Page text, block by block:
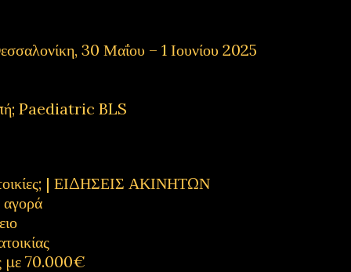
30 Μαΐου – 1 Ιουνίου 2025
Paediatric BLS
| ΕΙΔΗΣΕΙΣ ΑΚΙΝΗΤΩΝ
αγορά
με 70.000€